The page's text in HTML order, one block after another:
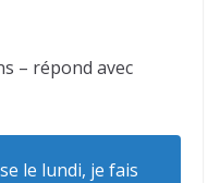
– répond avec
le lundi, je fais